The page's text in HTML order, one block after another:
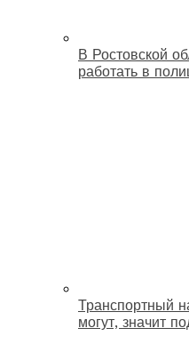
В Ростовской
работать в
Транспортный
могут, значит